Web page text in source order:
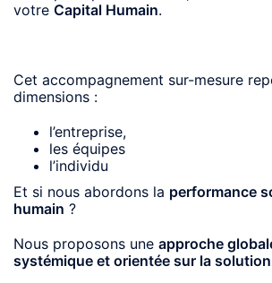
votre Capital Humain.
Cet accompagnement sur-mesure
dimensions :
l’entreprise,
les équipes
l’individu
Et si nous abordons la performance
humain ?
​Nous proposons une approche
systémique et orientée sur la solution